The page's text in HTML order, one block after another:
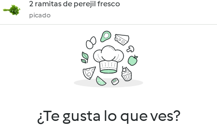
2 ramitas de perejil fresco
picado
¿Te gusta lo que ves?